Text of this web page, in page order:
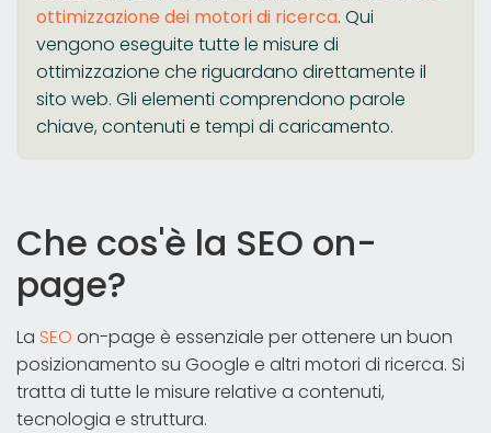
ottimizzazione dei motori di ricerca. Qui
vengono eseguite tutte le misure di
ottimizzazione che riguardano direttamente il
sito web. Gli elementi comprendono parole
chiave, contenuti e tempi di caricamento.
Che cos'è la SEO on-
page?
La SEO on-page è essenziale per ottenere un buon
posizionamento su Google e altri motori di ricerca. Si
tratta di tutte le misure relative a contenuti,
tecnologia e struttura.